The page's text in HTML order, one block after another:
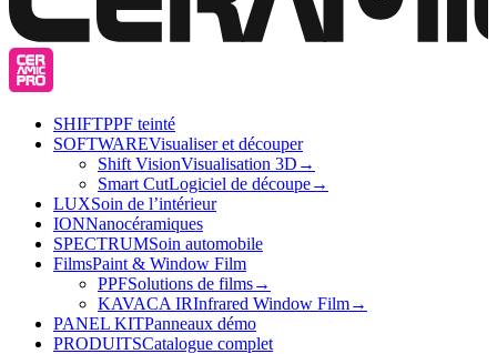
SHIFTPPF teinté
SOFTWAREVisualiser et découper
Shift VisionVisualisation 3D →
Smart CutLogiciel de découpe→
LUXSoin de l’intérieur
IONNanocéramiques
SPECTRUMSoin automobile
FilmsPaint & Window Film
PPFSolutions de films→
KAVACA IRInfrared Window Film→
PANEL KITPanneaux démo
PRODUITSCatalogue complet